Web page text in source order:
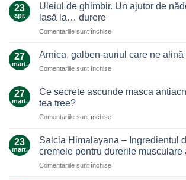
23
apr.
Uleiul de ghimbir. Un ajutor de
lasă la… durere
Comentariile sunt închisepentru
de
Un
de
nu
lasă
la…
27
mart.
Arnica, galben-auriul care ne alină
Comentariile sunt închisepentru
galben-
ne
durerile
27
mart.
Ce secrete ascunde masca
tea tree?
Comentariile sunt închisepentru
secrete
ascunde
masca
antiacneică
23
mart.
Salcia Himalayana – Ingredientul
cremele pentru durerile musculare
Comentariile sunt închisepentru